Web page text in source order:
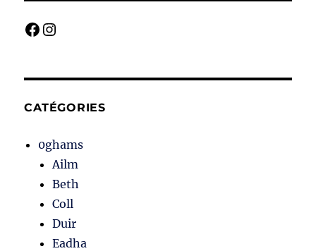
Facebook
Instagram
CATÉGORIES
0ghams
Ailm
Beth
Coll
Duir
Eadha